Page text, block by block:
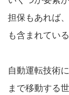
担保もあれば
も含まれてい
自動運転技術
まで移動する